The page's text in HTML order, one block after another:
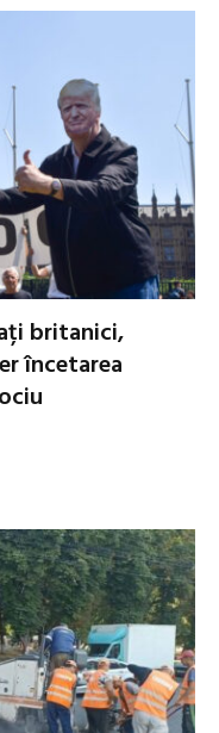
britanici,
încetarea